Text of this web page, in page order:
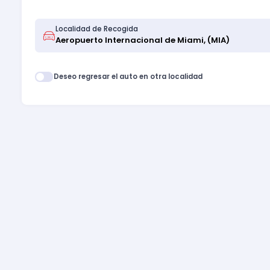
Localidad de Recogida
Deseo regresar el auto en otra localidad